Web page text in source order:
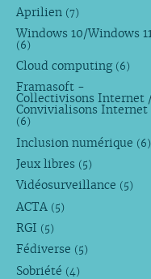
Aprilien (7)
Windows 10/Windows
(6)
Cloud computing (6)
Framasoft -
Collectivisons Internet
Convivialisons Internet
(6)
Inclusion numérique (6)
Jeux libres (5)
Vidéosurveillance (5)
ACTA (5)
RGI (5)
Fédiverse (5)
Sobriété (4)